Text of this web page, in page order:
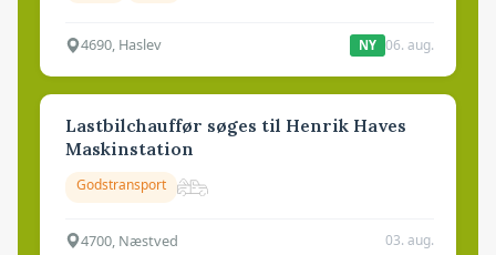
4690, Haslev NY 06. aug.
Lastbilchauffør søges til Henrik Haves
Maskinstation
Godstransport
4700, Næstved 03. aug.